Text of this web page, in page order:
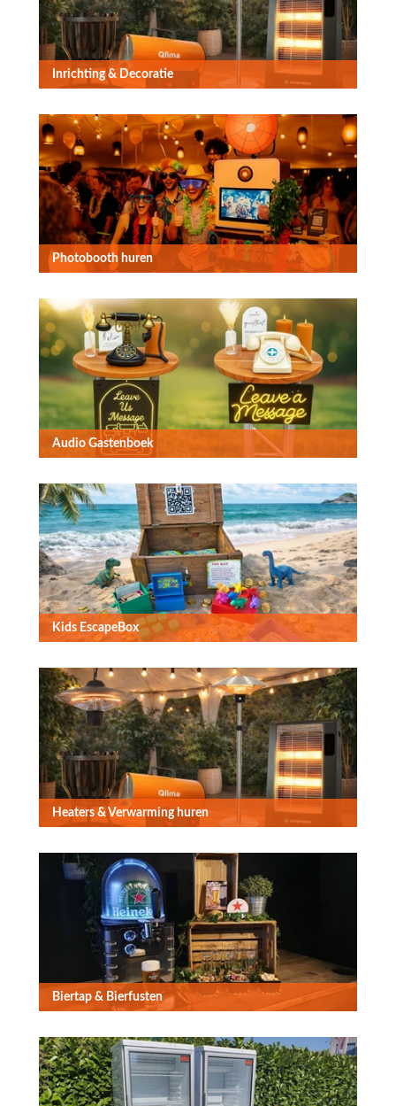
Inrichting & Decoratie
Photobooth huren
Audio Gastenboek
Kids EscapeBox
Heaters & Verwarming huren
Biertap & Bierfusten